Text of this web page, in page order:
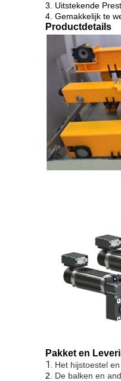
3. Uitstekende
4. Gemakkelijk te
Productdetails
Pakket en
1. Het hijstoestel
2. De balken en